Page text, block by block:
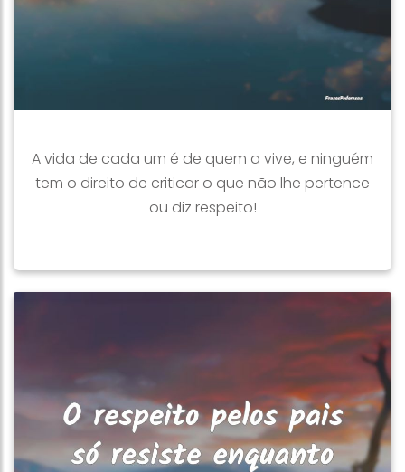
A vida de cada um é de quem a vive, e ninguém
tem o direito de criticar o que não lhe pertence
ou diz respeito!